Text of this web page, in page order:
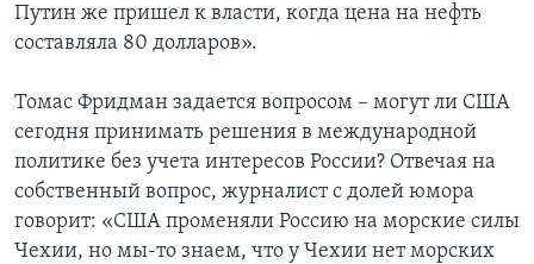
Путин же пришел к власти, когда цена на нефть
составляла 80 долларов».
Томас Фридман задается вопросом – могут ли США
сегодня принимать решения в международной
политике без учета интересов России? Отвечая на
собственный вопрос, журналист с долей юмора
говорит: «США променяли Россию на морские силы
Чехии, но мы-то знаем, что у Чехии нет морских